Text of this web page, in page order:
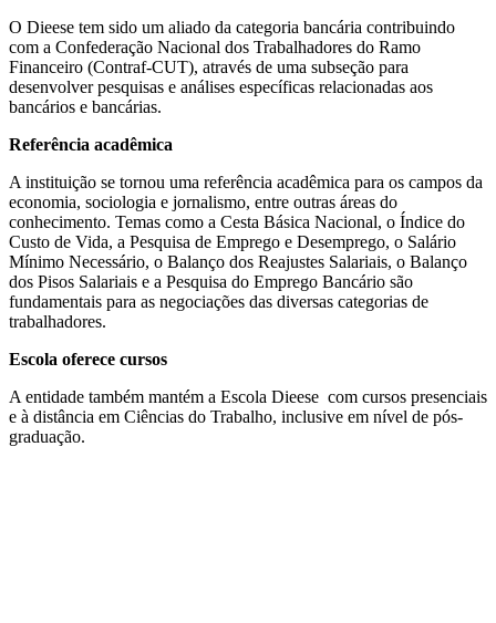
O Dieese tem sido um aliado da categoria bancária contribuindo
com a Confederação Nacional dos Trabalhadores do Ramo
Financeiro (Contraf-CUT), através de uma subseção para
desenvolver pesquisas e análises específicas relacionadas aos
bancários e bancárias.
Referência acadêmica
A instituição se tornou uma referência acadêmica para os campos da
economia, sociologia e jornalismo, entre outras áreas do
conhecimento. Temas como a Cesta Básica Nacional, o Índice do
Custo de Vida, a Pesquisa de Emprego e Desemprego, o Salário
Mínimo Necessário, o Balanço dos Reajustes Salariais, o Balanço
dos Pisos Salariais e a Pesquisa do Emprego Bancário são
fundamentais para as negociações das diversas categorias de
trabalhadores.
Escola oferece cursos
A entidade também mantém a Escola Dieese com cursos presenciais
e à distância em Ciências do Trabalho, inclusive em nível de pós-
graduação.